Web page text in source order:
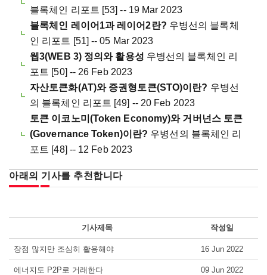
블록체인 리포트 [53] -- 19 Mar 2023
블록체인 레이어1과 레이어2란? 우병선의 블록체
인 리포트 [51] -- 05 Mar 2023
웹3(WEB 3) 정의와 활용성 우병선의 블록체인 리
포트 [50] -- 26 Feb 2023
자산토큰화(AT)와 증권형토큰(STO)이란? 우병선
의 블록체인 리포트 [49] -- 20 Feb 2023
토큰 이코노미(Token Economy)와 거버넌스 토큰
(Governance Token)이란? 우병선의 블록체인 리
포트 [48] -- 12 Feb 2023
아래의 기사를 추천합니다
기사제목 작성일
장점 많지만 조심히 활용해야 16 Jun 2022
에너지도 P2P로 거래한다 09 Jun 2022